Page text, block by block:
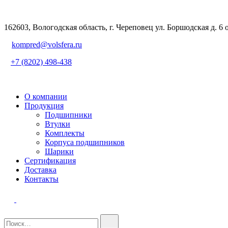
162603, Вологодская область, г. Череповец ул. Боршодская д. 6
kompred@volsfera.ru
+7 (8202) 498-438
О компании
Продукция
Подшипники
Втулки
Комплекты
Корпуса подшипников
Шарики
Сертификация
Доставка
Контакты